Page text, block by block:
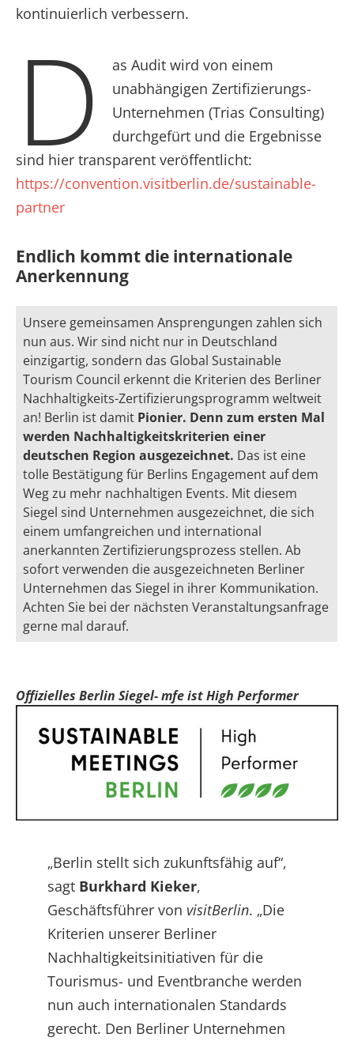
kontinuierlich verbessern.
D
as Audit wird von einem
unabhängigen Zertifizierungs-
Unternehmen (Trias Consulting)
durchgefürt und die Ergebnisse
sind hier transparent veröffentlicht:
https://convention.visitberlin.de/sustainable-
partner
Endlich kommt die internationale
Anerkennung
Unsere gemeinsamen Ansprengungen zahlen sich
nun aus. Wir sind nicht nur in Deutschland
einzigartig, sondern das Global Sustainable
Tourism Council erkennt die Kriterien des Berliner
Nachhaltigkeits-Zertifizierungsprogramm weltweit
an! Berlin ist damit Pionier. Denn zum ersten Mal
werden Nachhaltigkeitskriterien einer
deutschen Region ausgezeichnet. Das ist eine
tolle Bestätigung für Berlins Engagement auf dem
Weg zu mehr nachhaltigen Events. Mit diesem
Siegel sind Unternehmen ausgezeichnet, die sich
einem umfangreichen und international
anerkannten Zertifizierungsprozess stellen. Ab
sofort verwenden die ausgezeichneten Berliner
Unternehmen das Siegel in ihrer Kommunikation.
Achten Sie bei der nächsten Veranstaltungsanfrage
gerne mal darauf.
Offizielles Berlin Siegel- mfe ist High Performer
„Berlin stellt sich zukunftsfähig auf“,
sagt Burkhard Kieker,
Geschäftsführer von visitBerlin. „Die
Kriterien unserer Berliner
Nachhaltigkeitsinitiativen für die
Tourismus- und Eventbranche werden
nun auch internationalen Standards
gerecht. Den Berliner Unternehmen